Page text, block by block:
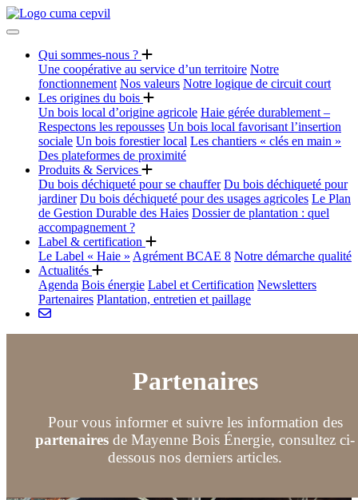
Qui sommes-nous ?
Une coopérative au service d’un territoire Notre
fonctionnement Nos valeurs Notre logique de circuit court
Les origines du bois
Un bois local d’origine agricole Haie gérée durablement –
Respectons les repousses Un bois local favorisant l’insertion
sociale Un bois forestier local Les chantiers « clés en main »
Des plateformes de proximité
Produits & Services
Du bois déchiqueté pour se chauffer Du bois déchiqueté pour
jardiner Du bois déchiqueté pour des usages agricoles Le Plan
de Gestion Durable des Haies Dossier de plantation : quel
accompagnement ?
Label & certification
Le Label « Haie » Agrément BCAE 8 Notre démarche qualité
Actualités
Agenda Bois énergie Label et Certification Newsletters
Partenaires Plantation, entretien et paillage
Partenaires
Pour vous informer et suivre les information des
partenaires de Mayenne Bois Énergie, consultez ci-
dessous nos derniers articles.